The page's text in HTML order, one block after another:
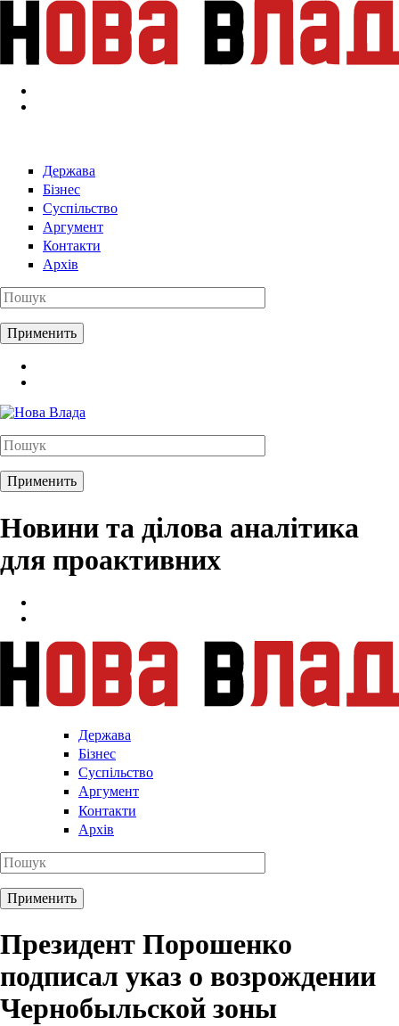
Перейти к основному содержанию
Держава
Бізнес
Суспільство
Аргумент
Контакти
Архів
Новини та ділова аналітика
для проактивних
Держава
Бізнес
Суспільство
Аргумент
Контакти
Архів
Президент Порошенко
подписал указ о возрождении
Чернобыльской зоны